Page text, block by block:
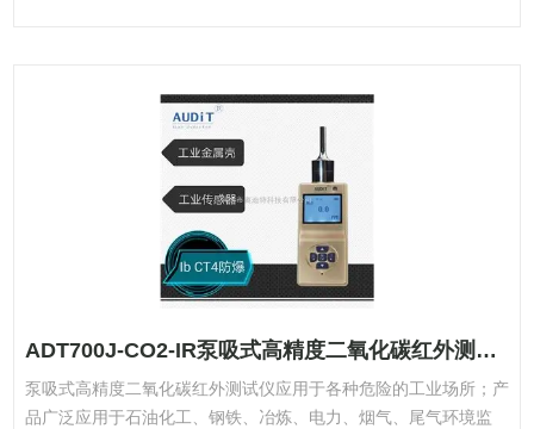
ADT700J-CO2-IR泵吸式高精度二氧化碳红外测试仪
泵吸式高精度二氧化碳红外测试仪应用于各种危险的工业场所；产
品广泛应用于石油化工、钢铁、冶炼、电力、烟气、尾气环境监